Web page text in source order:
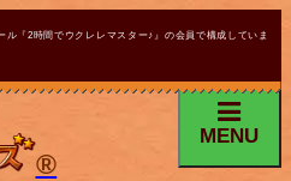
『2時間でウクレレマスター♪』の会員で構成していま
®
MENU